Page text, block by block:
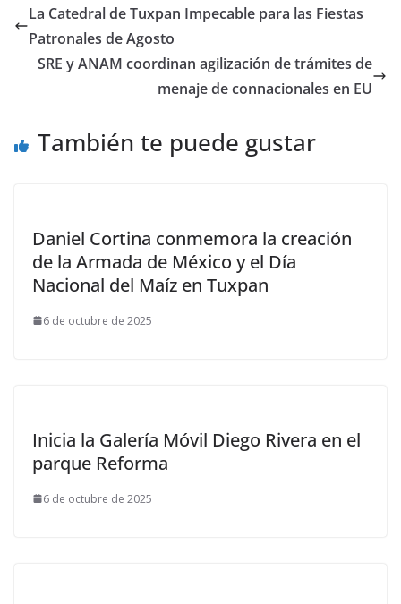
La Catedral de Tuxpan Impecable para las Fiestas
Patronales de Agosto
SRE y ANAM coordinan agilización de trámites de
menaje de connacionales en EU
También te puede gustar
Daniel Cortina conmemora la creación
de la Armada de México y el Día
Nacional del Maíz en Tuxpan
6 de octubre de 2025
Inicia la Galería Móvil Diego Rivera en el
parque Reforma
6 de octubre de 2025